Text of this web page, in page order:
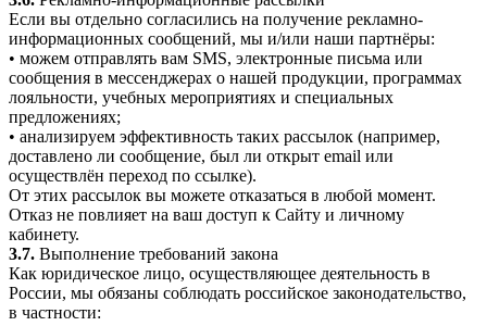
Если вы отдельно согласились на получение рекламно-
информационных сообщений, мы и/или наши партнёры:
• можем отправлять вам SMS, электронные письма или
сообщения в мессенджерах о нашей продукции, программах
лояльности, учебных мероприятиях и специальных
предложениях;
• анализируем эффективность таких рассылок (например,
доставлено ли сообщение, был ли открыт email или
осуществлён переход по ссылке).
От этих рассылок вы можете отказаться в любой момент.
Отказ не повлияет на ваш доступ к Сайту и личному
кабинету.
3.7. Выполнение требований закона
Как юридическое лицо, осуществляющее деятельность в
России, мы обязаны соблюдать российское законодательство,
в частности: